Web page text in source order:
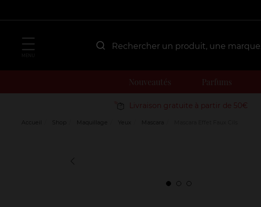
Nouveautés Parfums
Livraison gratuite à partir de 50€
Accueil Shop Maquillage Yeux Mascara